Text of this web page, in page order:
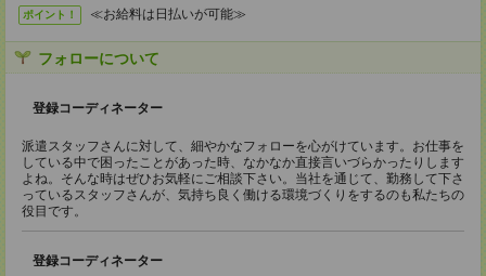
ポイント！ ≪お給料は日払いが可能≫
フォローについて
登録コーディネーター
派遣スタッフさんに対して、細やかなフォローを心がけています。お仕事を
している中で困ったことがあった時、なかなか直接言いづらかったりします
よね。そんな時はぜひお気軽にご相談下さい。当社を通じて、勤務して下さ
っているスタッフさんが、気持ち良く働ける環境づくりをするのも私たちの
役目です。
登録コーディネーター